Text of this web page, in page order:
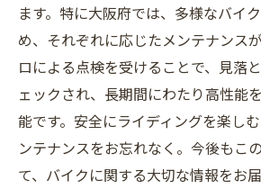
ます。特に大阪府では、多様なバイ
め、それぞれに応じたメンテナンス
ロによる点検を受けることで、見落
ェックされ、長期間にわたり高性能
能です。安全にライディングを楽し
ンテナンスをお忘れなく。今後もこ
て、バイクに関する大切な情報をお